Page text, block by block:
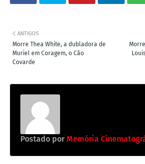
ANTIGOS
Morre Thea White, a dubladora de
Muriel em Coragem, o Cão
Covarde
Postado por Memória